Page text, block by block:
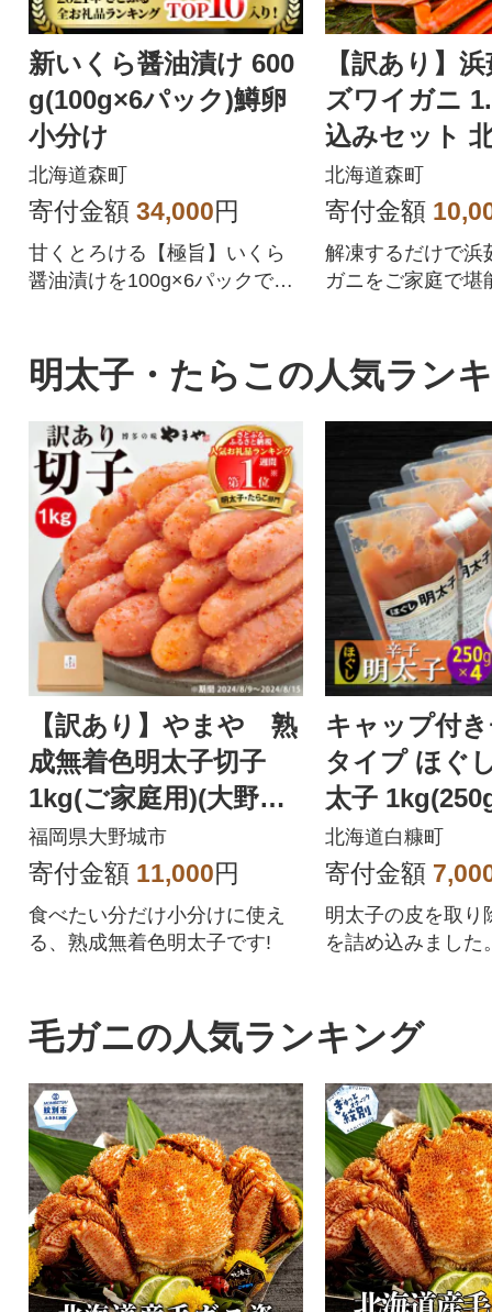
新いくら醤油漬け 600
g(100g×6パック)鱒卵
小分け
北海道森町
寄付金額 34,000円
甘くとろける【極旨】いくら
醤油漬けを100g×6パックでお
【訳あり】
ズワイガニ
込みセット
火湾産
北海道森町
寄付金額
解凍するだけで浜
ガニをご家庭で堪
明太子・たらこの人気ラン
【訳あり】やまや 熟
成無着色明太子切子
1kg(ご家庭用)(大野城
市)
福岡県大野城市
寄付金額 11,000円
食べたい分だけ小分けに使え
る、熟成無着色明太子です!
キャップ付
タイプ ほぐ
太子
北海道白糠町
寄付金額
明太子の皮を取り
を詰め込みました
毛ガニの人気ランキング